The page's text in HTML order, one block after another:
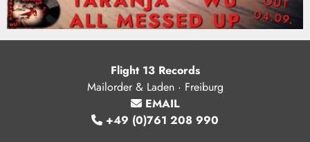
Flight 13 Records
Mailorder & Laden · Freiburg
EMAIL
+49 (0)761 208 990